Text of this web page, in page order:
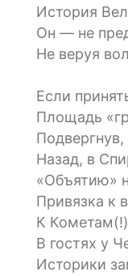
История
Он — не
Не веруя
Если
Площадь
Назад, в
«Объятию»
Привязка к
К
В гостях у
Историки